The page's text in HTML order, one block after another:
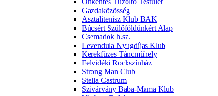
Önkéntes Tűzoltó Testület
Gazdaközösség
Asztalitenisz Klub BAK
Búcsért Szülőföldünkért Alap
Csemadok h.sz.
Levendula Nyugdíjas Klub
Kerekfüzes Táncműhely
Felvidéki Rockszínház
Strong Man Club
Stella Castrum
Szivárvány Baba-Mama Klub